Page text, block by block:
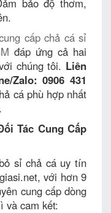
cấp chả cá sỉ
đáp ứng cả hai
chúng tôi. Liên
Zalo: 0906 431
cá phù hợp nhất
Tác Cung Cấp
sỉ chả cá uy tín
với hơn 9
cung cấp dòng
và cam kết: